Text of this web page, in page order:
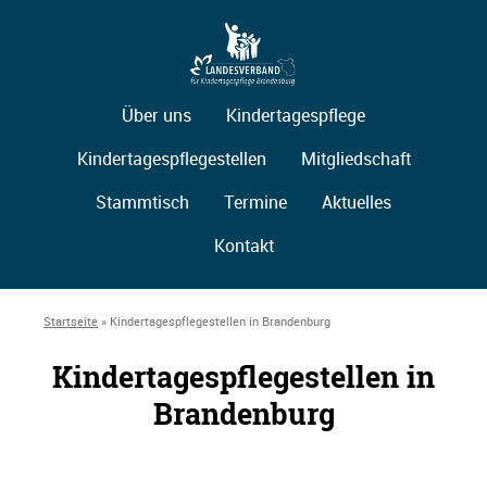
Über uns
Kindertagespflege
Kindertagespflegestellen
Mitgliedschaft
Stammtisch
Termine
Aktuelles
Kontakt
Startseite » Kindertagespflegestellen in Brandenburg
Kindertagespflegestellen in
Brandenburg